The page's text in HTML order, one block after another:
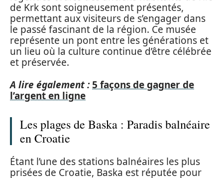
de Krk sont soigneusement présentés,
permettant aux visiteurs de s’engager dans
le passé fascinant de la région. Ce musée
représente un pont entre les générations et
un lieu où la culture continue d’être célébrée
et préservée.
A lire également : 5 façons de gagner de
l’argent en ligne
Les plages de Baska : Paradis balnéaire
en Croatie
Étant l’une des stations balnéaires les plus
prisées de Croatie, Baska est réputée pour